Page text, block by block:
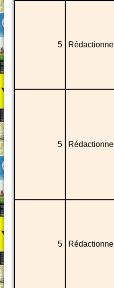
5 Rédactionnel
5 Rédactionnel
5 Rédactionnel